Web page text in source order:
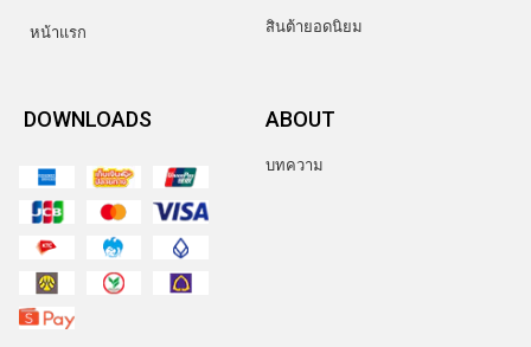
หน้าแรก สินต้ายอดนิยม
DOWNLOADS ABOUT
บทความ